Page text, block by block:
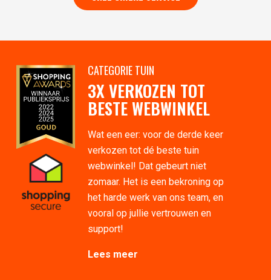
CATEGORIE TUIN
3X VERKOZEN TOT
BESTE WEBWINKEL
Wat een eer: voor de derde keer
verkozen tot dé beste tuin
webwinkel! Dat gebeurt niet
zomaar. Het is een bekroning op
het harde werk van ons team, en
vooral op jullie vertrouwen en
support!
Lees meer